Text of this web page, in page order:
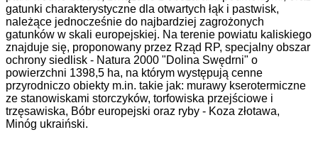
gatunki charakterystyczne dla otwartych łąk i pastwisk,
należące jednocześnie do najbardziej zagrożonych
gatunków w skali europejskiej. Na terenie powiatu kaliskiego
znajduje się, proponowany przez Rząd RP, specjalny obszar
ochrony siedlisk - Natura 2000 "Dolina Swędrni" o
powierzchni 1398,5 ha, na którym występują cenne
przyrodniczo obiekty m.in. takie jak: murawy kserotermiczne
ze stanowiskami storczyków, torfowiska przejściowe i
trzęsawiska, Bóbr europejski oraz ryby - Koza złotawa,
Minóg ukraiński.